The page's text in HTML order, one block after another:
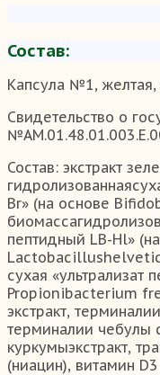
Состав:
Капсула №1,
Свидетельство о
Состав: экстракт
Br» (на основе
пептидный LB-Hl»
сухая «ультрализат
Propionibacterium
экстракт,
терминалии чебулы
куркумыэкстракт,
(ниацин), витамин